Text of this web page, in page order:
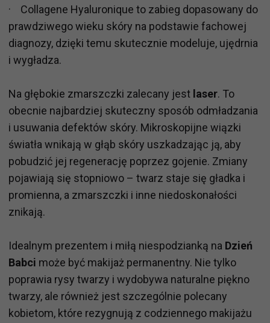
· Collagene Hyaluronique to zabieg dopasowany do
prawdziwego wieku skóry na podstawie fachowej
diagnozy, dzięki temu skutecznie modeluje, ujędrnia
i wygładza.
Na głębokie zmarszczki zalecany jest laser. To
obecnie najbardziej skuteczny sposób odmładzania
i usuwania defektów skóry. Mikroskopijne wiązki
światła wnikają w głąb skóry uszkadzając ją, aby
pobudzić jej regenerację poprzez gojenie. Zmiany
pojawiają się stopniowo – twarz staje się gładka i
promienna, a zmarszczki i inne niedoskonałości
znikają.
Idealnym prezentem i miłą niespodzianką na Dzień
Babci może być makijaż permanentny. Nie tylko
poprawia rysy twarzy i wydobywa naturalne piękno
twarzy, ale również jest szczególnie polecany
kobietom, które rezygnują z codziennego makijażu